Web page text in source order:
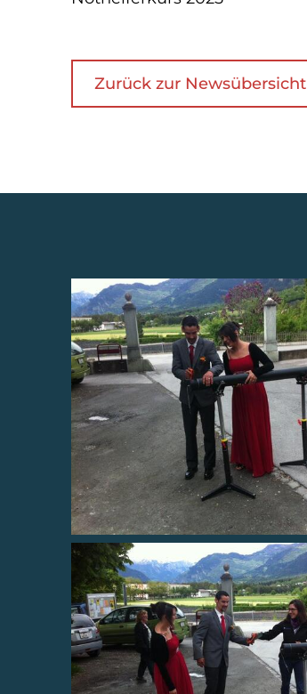
Zurück zur Newsübersicht